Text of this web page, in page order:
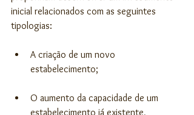
inicial relacionados com as seguintes
tipologias:
A criação de um novo
estabelecimento;
O aumento da capacidade de um
estabelecimento já existente,